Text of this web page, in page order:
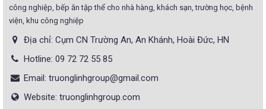
công nghiệp, bếp ăn tập thể cho nhà hàng, khách sạn, trường học, bệnh
viện, khu công nghiệp
Địa chỉ: Cụm CN Trường An, An Khánh, Hoài Đức, HN
Hotline: 09 72 72 55 85
Email: truonglinhgroup@gmail.com
Website: truonglinhgroup.com